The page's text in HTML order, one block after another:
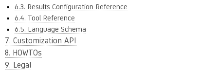
6.3. Results Configuration Reference
6.4. Tool Reference
6.5. Language Schema
7. Customization API
8. HOWTOs
9. Legal